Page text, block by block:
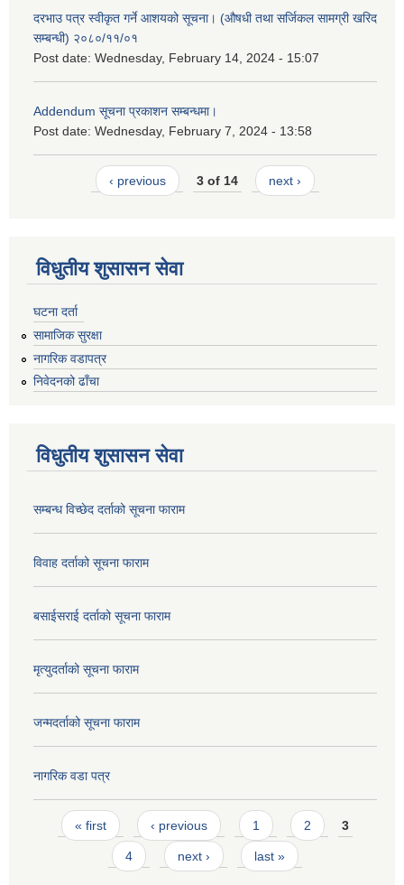
दरभाउ पत्र स्वीकृत गर्ने आशयको सूचना। (औषधी तथा सर्जिकल सामग्री खरिद
सम्बन्धी) २०८०/११/०१
Post date: Wednesday, February 14, 2024 - 15:07
Addendum सूचना प्रकाशन सम्बन्धमा।
Post date: Wednesday, February 7, 2024 - 13:58
‹ previous 3 of 14 next ›
विधुतीय शुसासन सेवा
घटना दर्ता
सामाजिक सुरक्षा
नागरिक वडापत्र
निवेदनको ढाँचा
विधुतीय शुसासन सेवा
सम्बन्ध विच्छेद दर्ताको सूचना फाराम
विवाह दर्ताको सूचना फाराम
बसाईसराई दर्ताको सूचना फाराम
मृत्युदर्ताको सूचना फाराम
जन्मदर्ताको सूचना फाराम
नागरिक वडा पत्र
Pages
« first ‹ previous 1 2 3
4 next › last »